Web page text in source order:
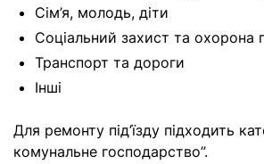
Сім’я, молодь, діти
Соціальний захист та охорона
Транспорт та дороги
Інші
Для ремонту під’їзду підходить
комунальне господарство”.